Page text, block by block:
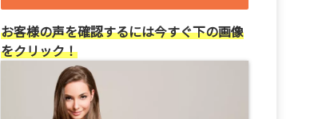
お客様の声を確認するには今すぐ下の画像
をクリック！